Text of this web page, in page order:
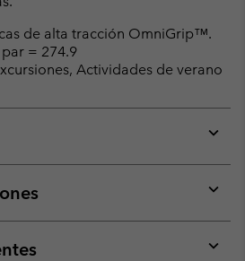
de alta tracción OmniGrip™.
= 274.9
Actividades de verano
or
or